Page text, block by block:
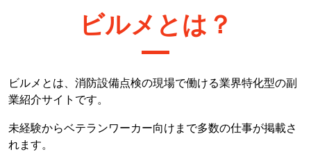
ビルメとは？
ビルメとは、消防設備点検の現場で働ける業界特化型の副
業紹介サイトです。
未経験からベテランワーカー向けまで多数の仕事が掲載さ
れます。